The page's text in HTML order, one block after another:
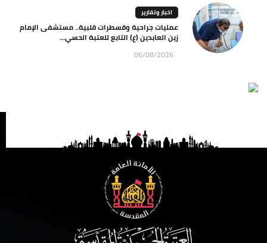
اخبار وتقارير
عمليات جراحية وقسطرات قلبية.. مستشفى الإمام
زين العابدين (ع) التابع للعتبة الحسي...
06/08/2026